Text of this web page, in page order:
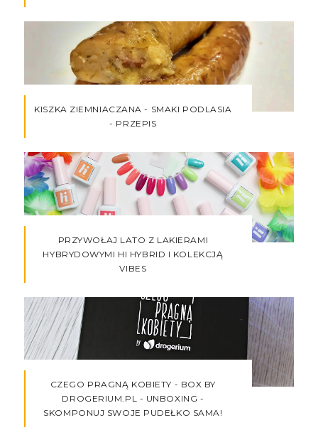
KISZKA ZIEMNIACZANA - SMAKI PODLASIA
- PRZEPIS
PRZYWOŁAJ LATO Z LAKIERAMI
HYBRYDOWYMI HI HYBRID I KOLEKCJĄ
VIBES
CZEGO PRAGNĄ KOBIETY - BOX BY
DROGERIUM.PL - UNBOXING -
SKOMPONUJ SWOJE PUDEŁKO SAMA!